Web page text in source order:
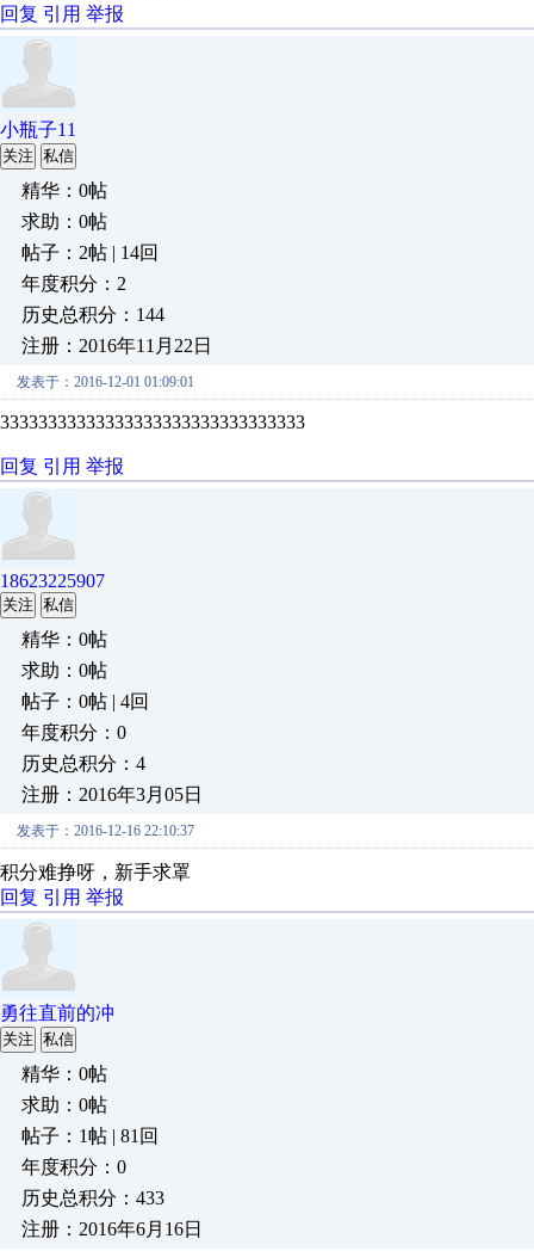
回复 引用 举报
小瓶子11
关注 私信
精华：0帖
求助：0帖
帖子：2帖 | 14回
年度积分：2
历史总积分：144
注册：2016年11月22日
发表于：2016-12-01 01:09:01
33333333333333333333333333333333
回复 引用 举报
18623225907
关注 私信
精华：0帖
求助：0帖
帖子：0帖 | 4回
年度积分：0
历史总积分：4
注册：2016年3月05日
发表于：2016-12-16 22:10:37
积分难挣呀，新手求罩
回复 引用 举报
勇往直前的冲
关注 私信
精华：0帖
求助：0帖
帖子：1帖 | 81回
年度积分：0
历史总积分：433
注册：2016年6月16日